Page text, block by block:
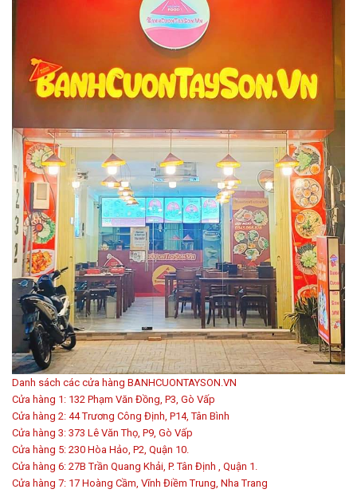
Danh sách các cửa hàng BANHCUONTAYSON.VN
Cửa hàng 1: 132 Phạm Văn Đồng, P3, Gò Vấp
Cửa hàng 2: 44 Trương Công Định, P14, Tân Bình
Cửa hàng 3: 373 Lê Văn Thọ, P9, Gò Vấp
Cửa hàng 5: 230 Hòa Hảo, P2, Quận 10.
Cửa hàng 6: 27B Trần Quang Khải, P. Tân Định , Quận 1.
Cửa hàng 7: 17 Hoàng Cầm, Vĩnh Điềm Trung, Nha Trang